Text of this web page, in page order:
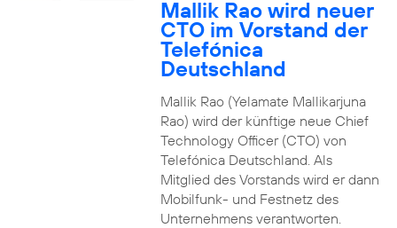
Mallik Rao wird neuer
CTO im Vorstand der
Telefónica
Deutschland
Mallik Rao (Yelamate Mallikarjuna
Rao) wird der künftige neue Chief
Technology Officer (CTO) von
Telefónica Deutschland. Als
Mitglied des Vorstands wird er dann
Mobilfunk- und Festnetz des
Unternehmens verantworten.